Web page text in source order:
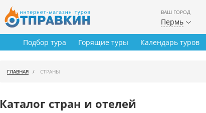
ВАШ ГОРОД
Пермь
Подбор тура Горящие туры Календарь туров
ГЛАВНАЯ СТРАНЫ
Каталог стран и отелей